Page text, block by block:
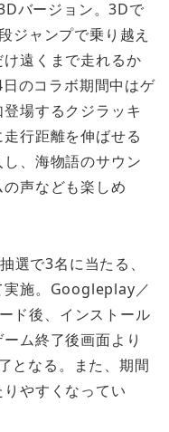
バージョン。3Dで
ジャンプで乗り越え
遠くまで走れるか
のコラボ期間中はゲ
場するクジラッキ
行距離を伸ばせる
、海物語のサウン
声なども楽しめ
選で3名に当たる、
実施。Googleplay／
ド後、インストール
ム終了後画面より
となる。また、期間
やすくなってい